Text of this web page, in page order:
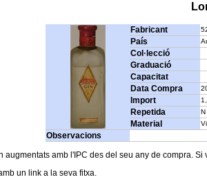
Fabricant
País
Col·lecció
Graduació
Capacitat
Data Compra
Import
Repetida N
Material
Observacions
augmentats amb l'IPC des del seu any de compra.
un link a la seva fitxa.